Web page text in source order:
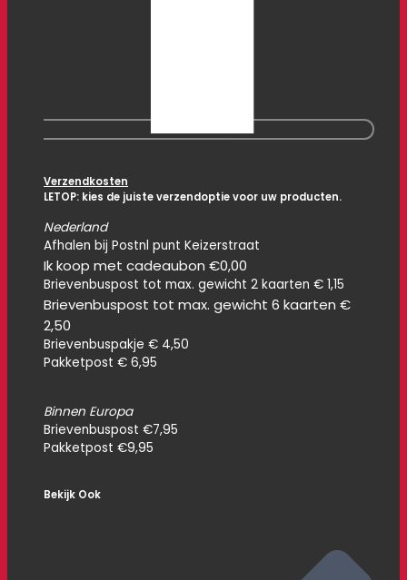
Verzendkosten
LETOP: kies de juiste verzendoptie voor uw producten.
Nederland
Afhalen bij Postnl punt Keizerstraat
Ik koop met cadeaubon €0,00
Brievenbuspost tot max. gewicht 2 kaarten € 1,15
Brievenbuspost tot max. gewicht 6 kaarten €
2,50
Brievenbuspakje € 4,50
Pakketpost € 6,95
Binnen Europa
Brievenbuspost €7,95
Pakketpost €9,95
Bekijk Ook